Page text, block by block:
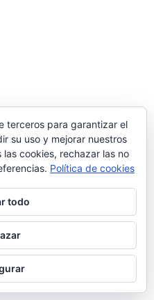
terceros para garantizar el
su uso y mejorar nuestros
cookies, rechazar las no
Política de cookies
todo